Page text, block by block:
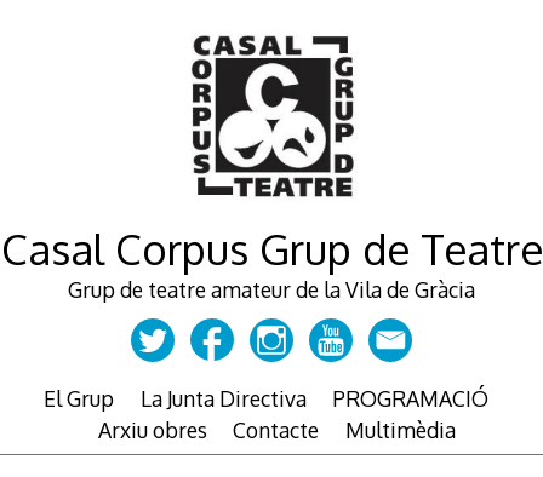
Casal Corpus Grup de Teatre
Grup de teatre amateur de la Vila de Gràcia
El Grup La Junta Directiva
PROGRAMACIÓ
Arxiu obres
Contacte Multimèdia